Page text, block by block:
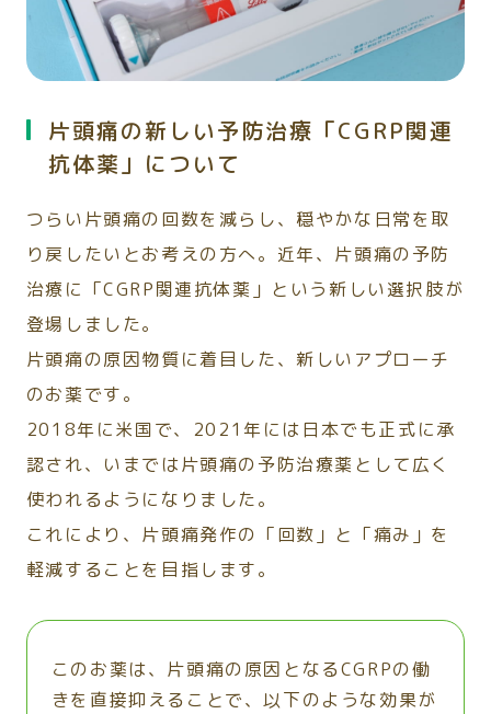
片頭痛の新しい予防治療「CGRP関連
抗体薬」について
つらい片頭痛の回数を減らし、穏やかな日常を取
り戻したいとお考えの方へ。近年、片頭痛の予防
治療に「CGRP関連抗体薬」という新しい選択肢が
登場しました。
片頭痛の原因物質に着目した、新しいアプローチ
のお薬です。
2018年に米国で、2021年には日本でも正式に承
認され、いまでは片頭痛の予防治療薬として広く
使われるようになりました。
これにより、片頭痛発作の「回数」と「痛み」を
軽減することを目指します。
このお薬は、片頭痛の原因となるCGRPの働
きを直接抑えることで、以下のような効果が